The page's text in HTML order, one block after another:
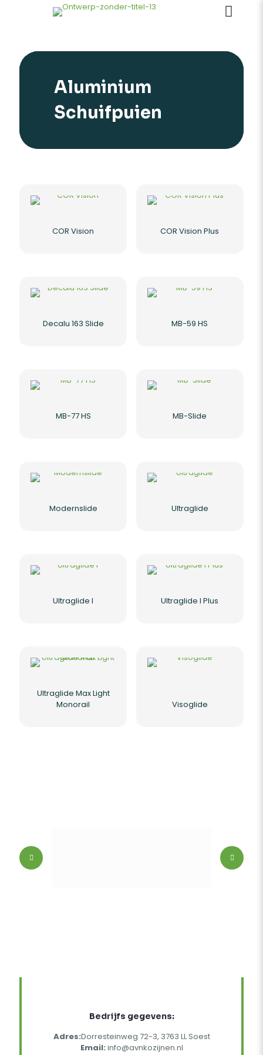
Aluminium
Schuifpuien
COR Vision COR Vision Plus
Decalu 163 Slide MB-59 HS
MB-77 HS MB-Slide
Modernslide Ultraglide
Ultraglide I Ultraglide I Plus
Ultraglide Max Light
Monorail
Visoglide
Bedrijfs gegevens:
Adres:Dorresteinweg 72-3, 3763 LL Soest
Email: info@avnkozijnen.nl